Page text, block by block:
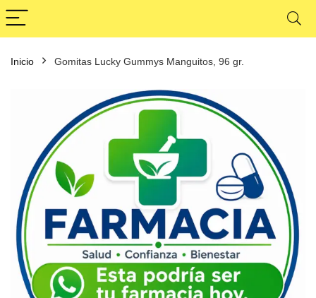
Inicio Gomitas Lucky Gummys Manguitos, 96 gr.